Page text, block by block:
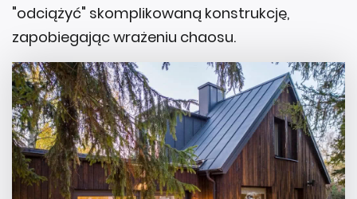
"odciążyć" skomplikowaną konstrukcję,
zapobiegając wrażeniu chaosu.